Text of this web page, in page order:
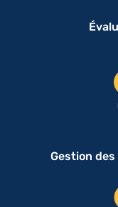
Gestion